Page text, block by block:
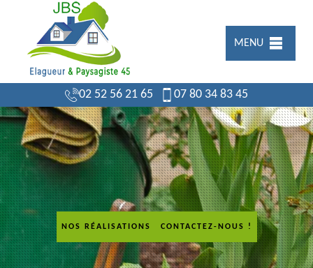
MENU
02 52 56 21 65 07 80 34 83 45
NOS RÉALISATIONS CONTACTEZ-NOUS !